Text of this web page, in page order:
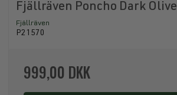
Fjällräven Poncho Dark Olive
Fjällräven
P21570
999,00 DKK